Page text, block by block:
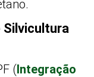
Silvicultura
(Integração